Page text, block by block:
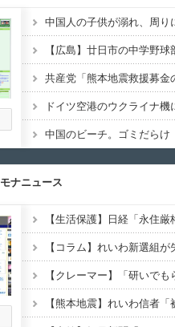
中国のビーチ。ゴミだらけ
モナニュース